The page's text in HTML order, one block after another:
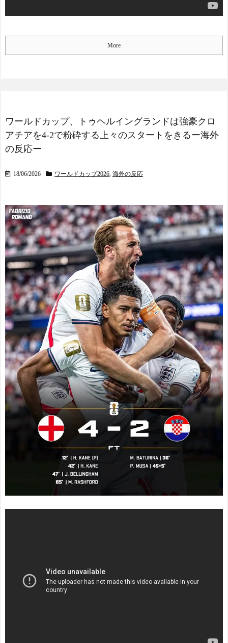
More
ワールドカップ、トゥヘルイングランドは強豪クロ
アチアを4-2で粉砕する上々のスタートをきるー海外
の反応ー
18/06/2026 ワールドカップ2026 海外の反応